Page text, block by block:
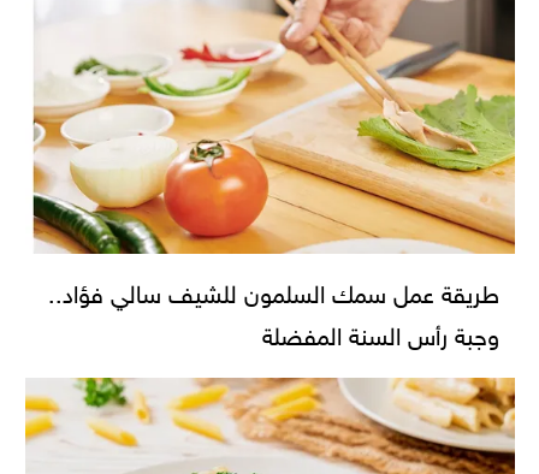
طريقة عمل سمك السلمون للشيف سالي فؤاد..
وجبة رأس السنة المفضلة